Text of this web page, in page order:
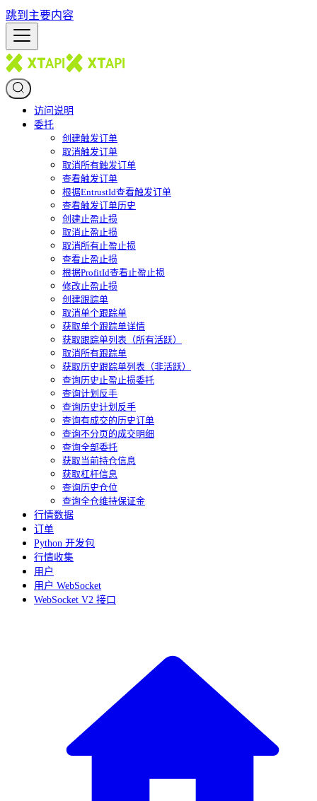
跳到主要内容
访问说明
委托
创建触发订单
取消触发订单
取消所有触发订单
查看触发订单
根据EntrustId查看触发订单
查看触发订单历史
创建止盈止损
取消止盈止损
取消所有止盈止损
查看止盈止损
根据ProfitId查看止盈止损
修改止盈止损
创建跟踪单
取消单个跟踪单
获取单个跟踪单详情
获取跟踪单列表（所有活跃）
取消所有跟踪单
获取历史跟踪单列表（非活跃）
查询历史止盈止损委托
查询计划反手
查询历史计划反手
查询有成交的历史订单
查询不分页的成交明细
查询全部委托
获取当前持仓信息
获取杠杆信息
查询历史仓位
查询全仓维持保证金
行情数据
订单
Python 开发包
行情收集
用户
用户 WebSocket
WebSocket V2 接口